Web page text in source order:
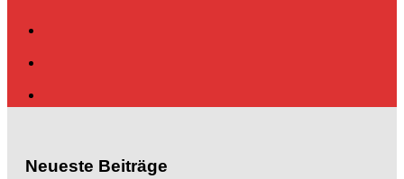
Neueste Beiträge